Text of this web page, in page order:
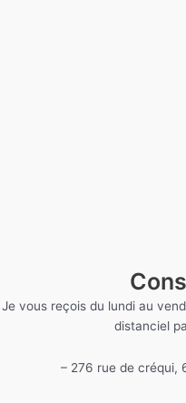
Je vous reçois du lundi au
distanciel
– 276 rue de créqui,